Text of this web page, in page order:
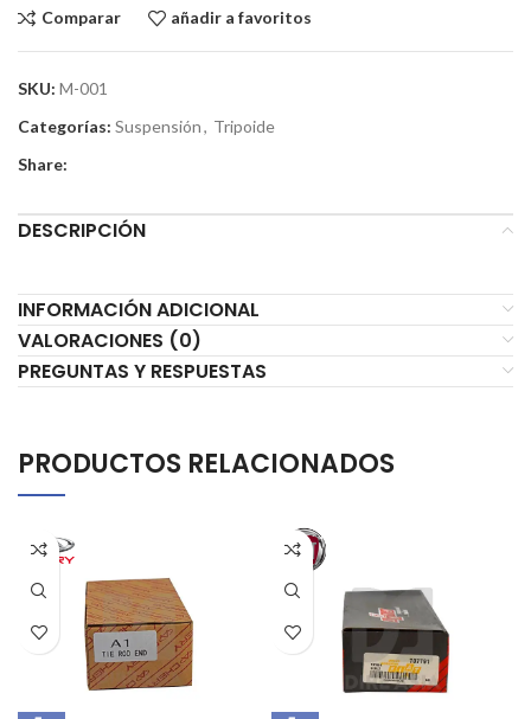
Comparar añadir a favoritos
SKU: M-001
Categorías: Suspensión, Tripoide
Share:
DESCRIPCIÓN
INFORMACIÓN ADICIONAL
VALORACIONES (0)
PREGUNTAS Y RESPUESTAS
PRODUCTOS RELACIONADOS